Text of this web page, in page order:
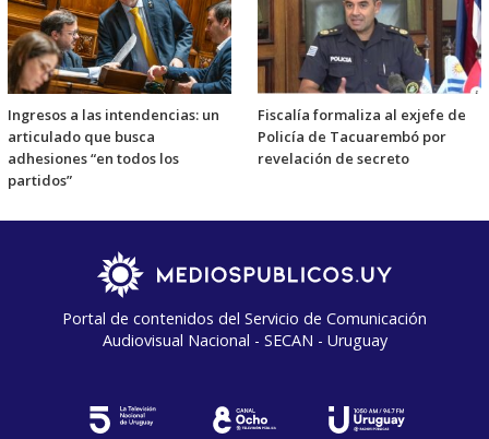
Ingresos a las intendencias: un
articulado que busca
adhesiones “en todos los
partidos”
Fiscalía formaliza al exjefe de
Policía de Tacuarembó por
revelación de secreto
Portal de contenidos del Servicio de Comunicación
Audiovisual Nacional - SECAN - Uruguay